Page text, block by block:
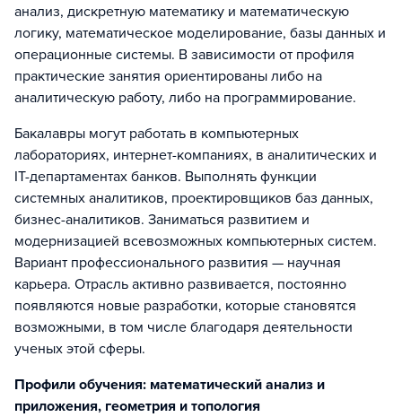
анализ, дискретную математику и математическую
логику, математическое моделирование, базы данных и
операционные системы. В зависимости от профиля
практические занятия ориентированы либо на
аналитическую работу, либо на программирование.
Бакалавры могут работать в компьютерных
лабораториях, интернет-компаниях, в аналитических и
IT-департаментах банков. Выполнять функции
системных аналитиков, проектировщиков баз данных,
бизнес-аналитиков. Заниматься развитием и
модернизацией всевозможных компьютерных систем.
Вариант профессионального развития — научная
карьера. Отрасль активно развивается, постоянно
появляются новые разработки, которые становятся
возможными, в том числе благодаря деятельности
ученых этой сферы.
Профили обучения: математический анализ и
приложения, геометрия и топология